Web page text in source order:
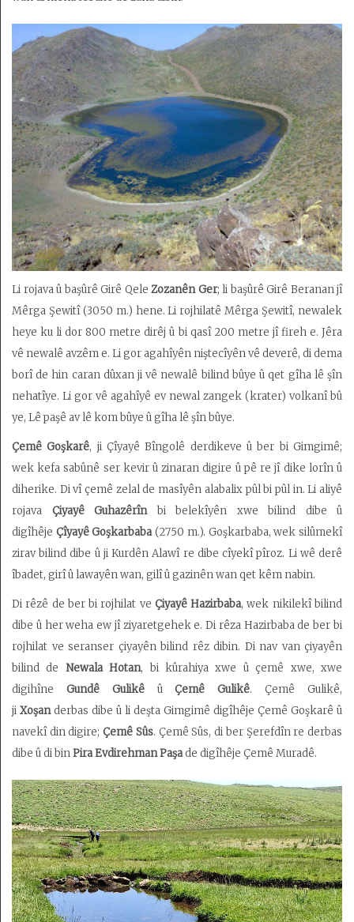
Li rojava û başûrê Girê Qele Zozanên Ger; li başûrê Girê Beranan jî
Mêrga Şewitî (3050 m.) hene. Li rojhilatê Mêrga Şewitî, newalek
heye ku li dor 800 metre dirêj û bi qasî 200 metre jî fireh e. Jêra
vê newalê avzêm e. Li gor agahîyên niştecîyên vê deverê, di dema
borî de hin caran dûxan ji vê newalê bilind bûye û qet gîha lê şîn
nehatîye. Li gor vê agahîyê ev newal zangek (krater) volkanî bû
ye, Lê paşê av lê kom bûye û gîha lê şîn bûye.
Çemê Goşkarê, ji Çîyayê Bîngolê derdikeve û ber bi Gimgimê;
wek kefa sabûnê ser kevir û zinaran digire û pê re jî dike lorîn û
diherike. Di vî çemê zelal de masîyên alabalix pûl bi pûl in. Li aliyê
rojava Çiyayê Guhazêrînbi belekîyên xwe bilind dibe û
digîhêje Çîyayê Goşkarbaba(2750 m.). Goşkarbaba, wek silûmekî
zirav bilind dibe û ji Kurdên Alawî re dibe cîyekî pîroz. Li wê derê
îbadet, girî û lawayên wan, gilî û gazinên wan qet kêm nabin.
Di rêzê de ber bi rojhilat ve Çiyayê Hazirbaba, wek nikilekî bilind
dibe û her weha ew jî ziyaretgehek e. Di rêza Hazirbaba de ber bi
rojhilat ve seranser çiyayên bilind rêz dibin. Di nav van çiyayên
bilind de Newala Hotan, bi kûrahiya xwe û çemê xwe, xwe
digihîne Gundê GulikêûÇemê Gulikê. Çemê Gulikê,
ji Xoşanderbas dibe û li deşta Gimgimê digîhêje Çemê Goşkarê û
navekî din digire;Çemê Sûs. Çemê Sûs, di ber Şerefdîn re derbas
dibe û di binPira Evdirehman Paşade digîhêje Çemê Muradê.